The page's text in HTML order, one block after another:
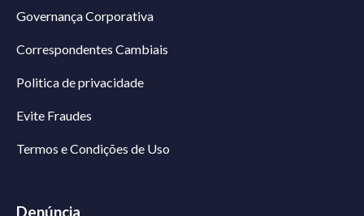
Governança Corporativa
Correspondentes Cambiais
Politica de privacidade
Evite Fraudes
Termos e Condições de Uso
Denúncia